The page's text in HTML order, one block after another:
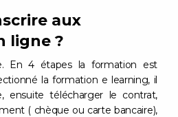
aux
ligne ?
En 4 étapes la formation est
la formation e learning, il
ensuite télécharger le contrat,
( chèque ou carte bancaire),